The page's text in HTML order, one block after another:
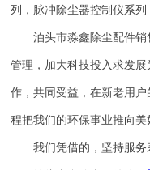
列，脉冲除尘器控制仪系列
泊头市淼鑫除尘配件
管理，加大科技投入求发
作，共同受益，在新老用
程把我们的环保事业推向美
我们凭借的，坚持服务